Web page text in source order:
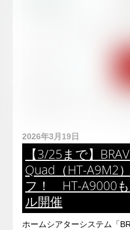
2026年3月19日
【3/25まで】
Quad（HT-A9M2
フ！ HT-A9000
ル開催
ホームシアターシステム「